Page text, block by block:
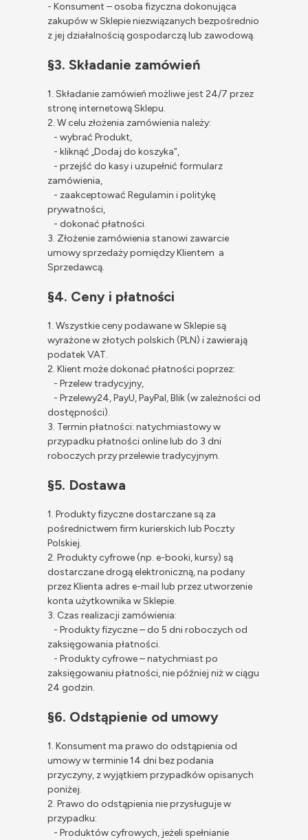
- Konsument – osoba fizyczna dokonująca
zakupów w Sklepie niezwiązanych bezpośrednio
z jej działalnością gospodarczą lub zawodową.
§3. Składanie zamówień
1. Składanie zamówień możliwe jest 24/7 przez
stronę internetową Sklepu.
2. W celu złożenia zamówienia należy:
- wybrać Produkt,
- kliknąć „Dodaj do koszyka”,
- przejść do kasy i uzupełnić formularz
zamówienia,
- zaakceptować Regulamin i politykę
prywatności,
- dokonać płatności.
3. Złożenie zamówienia stanowi zawarcie
umowy sprzedaży pomiędzy Klientem a
Sprzedawcą.
§4. Ceny i płatności
1. Wszystkie ceny podawane w Sklepie są
wyrażone w złotych polskich (PLN) i zawierają
podatek VAT.
2. Klient może dokonać płatności poprzez:
- Przelew tradycyjny,
- Przelewy24, PayU, PayPal, Blik (w zależności od
dostępności).
3. Termin płatności: natychmiastowy w
przypadku płatności online lub do 3 dni
roboczych przy przelewie tradycyjnym.
§5. Dostawa
1. Produkty fizyczne dostarczane są za
pośrednictwem firm kurierskich lub Poczty
Polskiej.
2. Produkty cyfrowe (np. e-booki, kursy) są
dostarczane drogą elektroniczną, na podany
przez Klienta adres e-mail lub przez utworzenie
konta użytkownika w Sklepie.
3. Czas realizacji zamówienia:
- Produkty fizyczne – do 5 dni roboczych od
zaksięgowania płatności.
- Produkty cyfrowe – natychmiast po
zaksięgowaniu płatności, nie później niż w ciągu
24 godzin.
§6. Odstąpienie od umowy
1. Konsument ma prawo do odstąpienia od
umowy w terminie 14 dni bez podania
przyczyny, z wyjątkiem przypadków opisanych
poniżej.
2. Prawo do odstąpienia nie przysługuje w
przypadku:
- Produktów cyfrowych, jeżeli spełnianie